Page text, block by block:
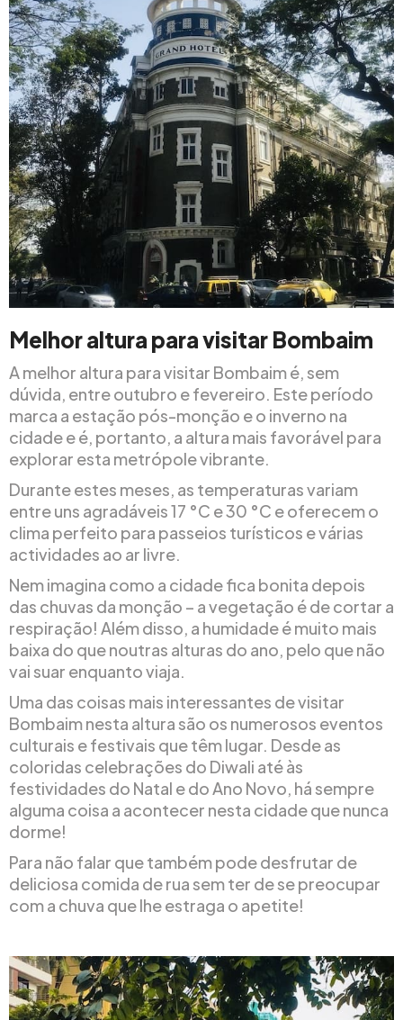
Melhor altura para visitar Bombaim
A melhor altura para visitar Bombaim é, sem
dúvida, entre outubro e fevereiro. Este período
marca a estação pós-monção e o inverno na
cidade e é, portanto, a altura mais favorável para
explorar esta metrópole vibrante.
Durante estes meses, as temperaturas variam
entre uns agradáveis 17 °C e 30 °C e oferecem o
clima perfeito para passeios turísticos e várias
actividades ao ar livre.
Nem imagina como a cidade fica bonita depois
das chuvas da monção – a vegetação é de cortar a
respiração! Além disso, a humidade é muito mais
baixa do que noutras alturas do ano, pelo que não
vai suar enquanto viaja.
Uma das coisas mais interessantes de visitar
Bombaim nesta altura são os numerosos eventos
culturais e festivais que têm lugar. Desde as
coloridas celebrações do Diwali até às
festividades do Natal e do Ano Novo, há sempre
alguma coisa a acontecer nesta cidade que nunca
dorme!
Para não falar que também pode desfrutar de
deliciosa comida de rua sem ter de se preocupar
com a chuva que lhe estraga o apetite!